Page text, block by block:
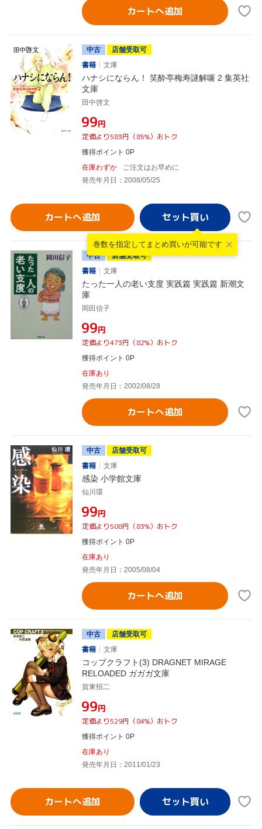
カートへ追加
中古
店舗受取可
書籍
文庫
ハナシにならん！ 笑酔亭梅寿謎解噺 2 集英社
文庫
田中啓文
¥99円
定価より583円（85%）おトク
獲得ポイント 0P
在庫わずか
ご注文はお早めに
発売年月日：2008/05/25
カートへ追加
巻数を指定して まとめ買いが可能です
中古
店舗受取可
書籍
文庫
たった一人の老い支度 実践篇 実践篇 新潮文
庫
岡田信子
¥99円
定価より473円（82%）おトク
獲得ポイント 0P
在庫あり
発売年月日：2002/08/28
カートへ追加
中古
店舗受取可
書籍
文庫
感染 小学館文庫
仙川環
¥99円
定価より508円（83%）おトク
獲得ポイント 0P
在庫あり
発売年月日：2005/08/04
カートへ追加
中古
店舗受取可
書籍
文庫
コップクラフト(3) DRAGNET MIRAGE
RELOADED ガガガ文庫
賀東招二
¥99円
定価より529円（84%）おトク
獲得ポイント 0P
在庫あり
発売年月日：2011/01/23
カートへ追加